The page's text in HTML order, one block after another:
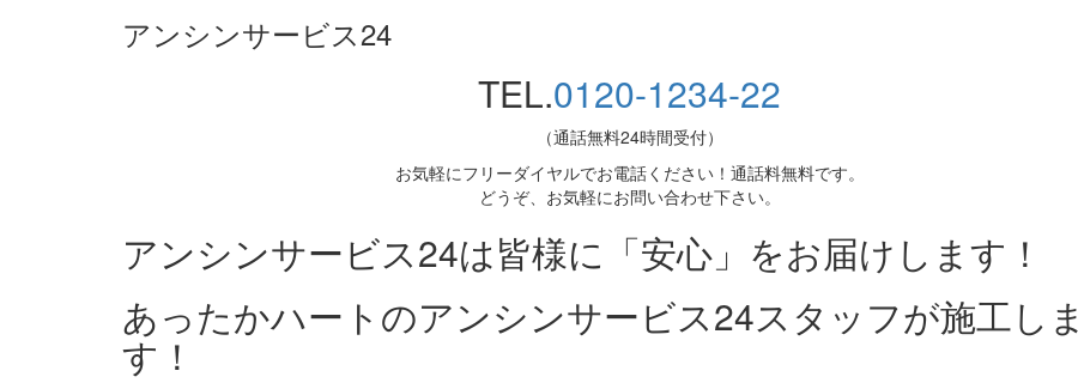
アンシンサービス24
TEL.0120-1234-22
（通話無料24時間受付）
お気軽にフリーダイヤルでお電話ください！通話料無料です。
どうぞ、お気軽にお問い合わせ下さい。
アンシンサービス24は皆様に「安心」をお届けします！
あったかハートのアンシンサービス24スタッフが施工しま
す！